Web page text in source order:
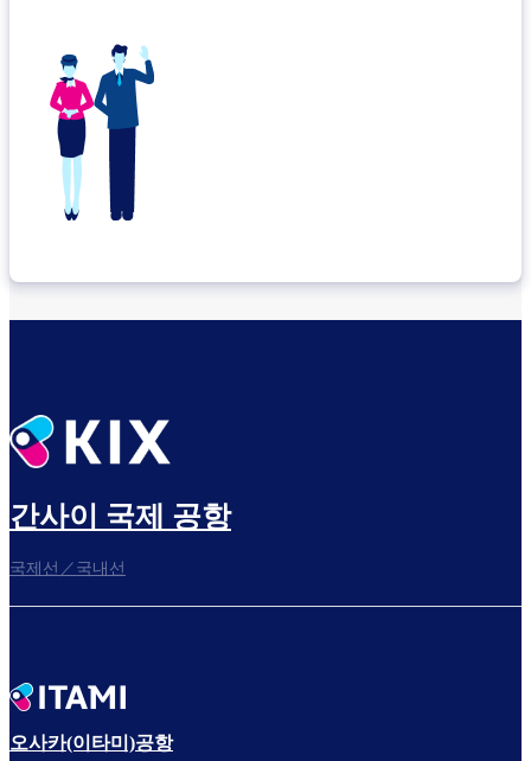
간사이 국제 공항
국제선／국내선
오사카(이타미)공항